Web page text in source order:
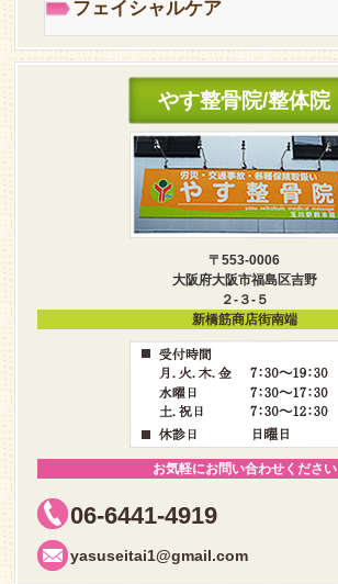
フェイシャルケア
やす整骨院/整体院
〒553-0006
大阪府大阪市福島区吉野
２-３-５
新橋筋商店街南端
お気軽にお問い合わせください
06-6441-4919
yasuseitai1@gmail.com